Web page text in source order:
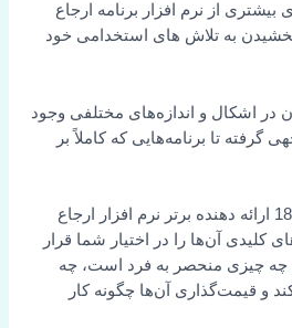
از نرم افزار برنامه ارجاع
به تلاش های استخدامی خود
در اشکال و اندازه‌های مختلفی وجود
گرفته تا برنامه‌هایی که کاملاً بر
در مقاله امروز، ما بر روی 18 ارائه دهنده برتر نرم افزار ارجاع
کلیدی آن‌ها را در اختیار شما قرار
چه چیزی منحصر به فرد است، چه
و قیمت‌گذاری آن‌ها چگونه کار